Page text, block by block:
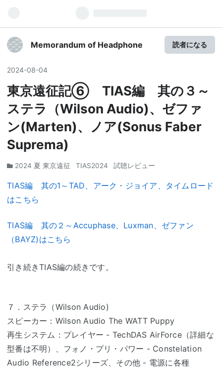
Memorandum of Headphone 読者になる
2024-08-04
東京遠征記⑥ TIAS編 其の３～
ステラ（Wilson Audio)、ゼファ
ン(Marten)、ノア(Sonus Faber
Suprema)
2024 夏 東京遠征 TIAS2024 試聴レビュー
TIAS編 其の1～TAD、アーク・ジョイア、タイムロード
はこちら
TIAS編 其の２～Accuphase、Luxman、ゼファン
（BAYZ)はこちら
引き続きTIAS編の続きです。
７．ステラ（Wilson Audio)
スピーカー：Wilson Audio The WATT Puppy
再生システム：プレイヤー - TechDAS AirForce（詳細な
型番は不明）、フォノ・プリ・パワー - Constelation
Audio Reference2シリーズ、その他 - 電源に各種